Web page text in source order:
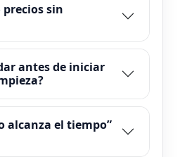
precios sin
antes de iniciar
alcanza el tiempo”